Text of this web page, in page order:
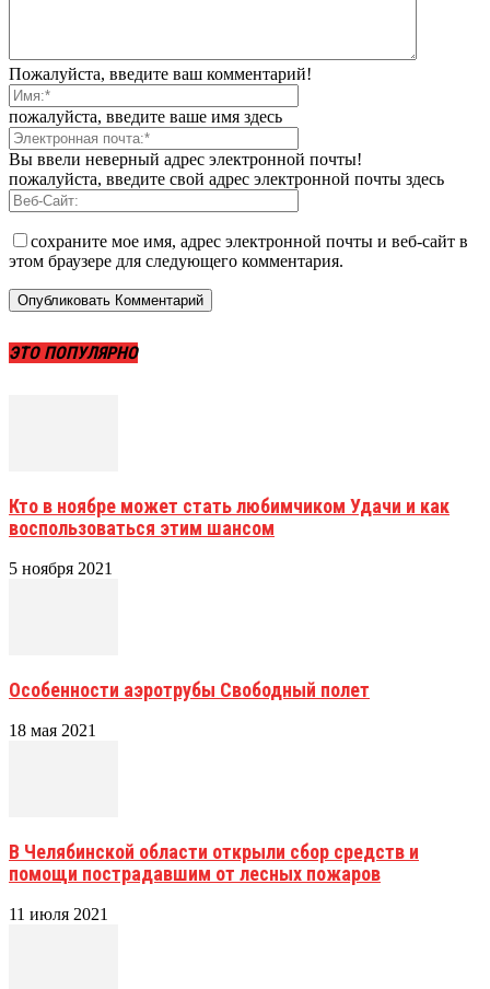
Пожалуйста, введите ваш комментарий!
пожалуйста, введите ваше имя здесь
Вы ввели неверный адрес электронной почты!
пожалуйста, введите свой адрес электронной почты здесь
сохраните мое имя, адрес электронной почты и веб-сайт в
этом браузере для следующего комментария.
ЭТО ПОПУЛЯРНО
Кто в ноябре может стать любимчиком Удачи и как
воспользоваться этим шансом
5 ноября 2021
Особенности аэротрубы Свободный полет
18 мая 2021
В Челябинской области открыли сбор средств и
помощи пострадавшим от лесных пожаров
11 июля 2021